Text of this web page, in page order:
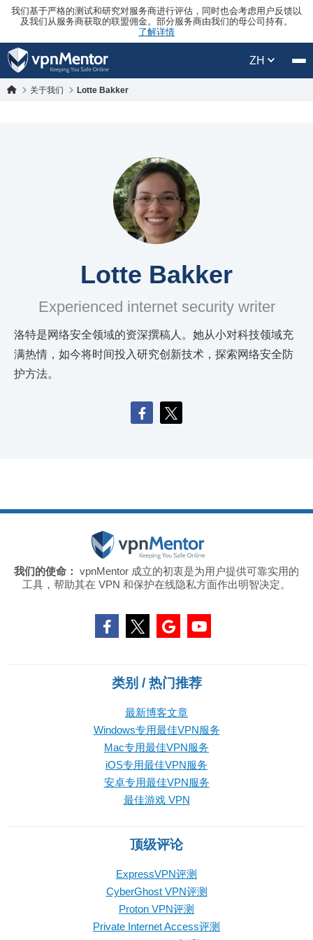
我们基于严格的测试和研究对服务商进行评估，同时也会考虑用户反馈以
及我们从服务商获取的联盟佣金。部分服务商由我们的母公司持有。
了解详情
ZH
关于我们 Lotte Bakker
Lotte Bakker
Experienced internet security writer
洛特是网络安全领域的资深撰稿人。她从小对科技领域充
满热情，如今将时间投入研究创新技术，探索网络安全防
护方法。
我们的使命： vpnMentor 成立的初衷是为用户提供可靠实用的
工具，帮助其在 VPN 和保护在线隐私方面作出明智决定。
类别 / 热门推荐
最新博客文章
Windows专用最佳VPN服务
Mac专用最佳VPN服务
iOS专用最佳VPN服务
安卓专用最佳VPN服务
最佳游戏 VPN
顶级评论
ExpressVPN评测
CyberGhost VPN评测
Proton VPN评测
Private Internet Access评测